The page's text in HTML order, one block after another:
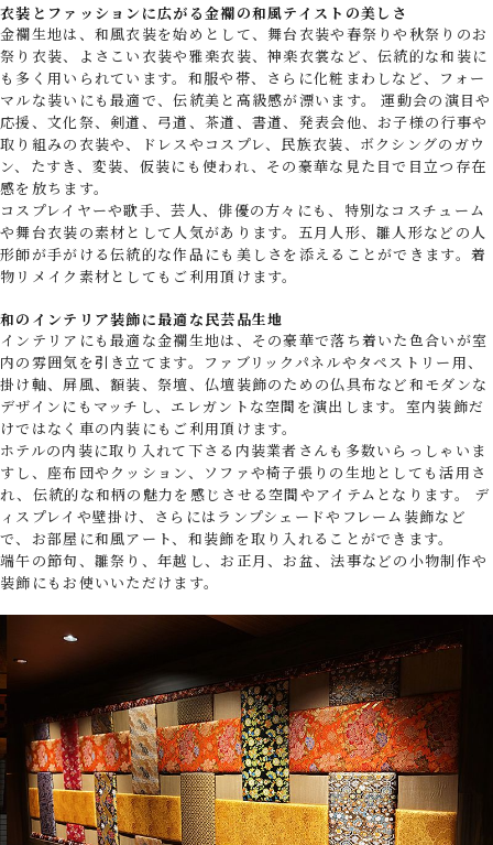
衣装とファッションに広がる金襴の和風テイストの美しさ
金襴生地は、和風衣装を始めとして、舞台衣装や春祭りや秋祭りのお
祭り衣装、よさこい衣装や雅楽衣装、神楽衣裳など、伝統的な和装に
も多く用いられています。和服や帯、さらに化粧まわしなど、フォー
マルな装いにも最適で、伝統美と高級感が漂います。 運動会の演目や
応援、文化祭、剣道、弓道、茶道、書道、発表会他、お子様の行事や
取り組みの衣装や、ドレスやコスプレ、民族衣装、ボクシングのガウ
ン、たすき、変装、仮装にも使われ、その豪華な見た目で目立つ存在
感を放ちます。
コスプレイヤーや歌手、芸人、俳優の方々にも、特別なコスチューム
や舞台衣装の素材として人気があります。五月人形、雛人形などの人
形師が手がける伝統的な作品にも美しさを添えることができます。着
物リメイク素材としてもご利用頂けます。
和のインテリア装飾に最適な民芸品生地
インテリアにも最適な金襴生地は、その豪華で落ち着いた色合いが室
内の雰囲気を引き立てます。ファブリックパネルやタペストリー用、
掛け軸、屏風、額装、祭壇、仏壇装飾のための仏具布など和モダンな
デザインにもマッチし、エレガントな空間を演出します。室内装飾だ
けではなく車の内装にもご利用頂けます。
ホテルの内装に取り入れて下さる内装業者さんも多数いらっしゃいま
すし、座布団やクッション、ソファや椅子張りの生地としても活用さ
れ、伝統的な和柄の魅力を感じさせる空間やアイテムとなります。 デ
ィスプレイや壁掛け、さらにはランプシェードやフレーム装飾など
で、お部屋に和風アート、和装飾を取り入れることができます。
端午の節句、雛祭り、年越し、お正月、お盆、法事などの小物制作や
装飾にもお使いいただけます。